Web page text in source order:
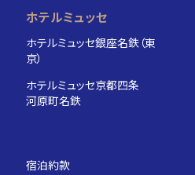
ホテルミュッセ
ホテルミュッセ銀座名鉄（東
京）
ホテルミュッセ京都四条
河原町名鉄
宿泊約款